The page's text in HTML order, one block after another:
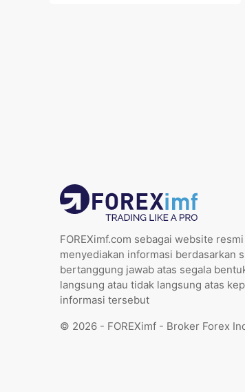
FOREXimf.com sebagai website
menyediakan informasi berdasarkan
bertanggung jawab atas segala
langsung atau tidak langsung atas
informasi tersebut
© 2026 - FOREXimf - Broker Forex